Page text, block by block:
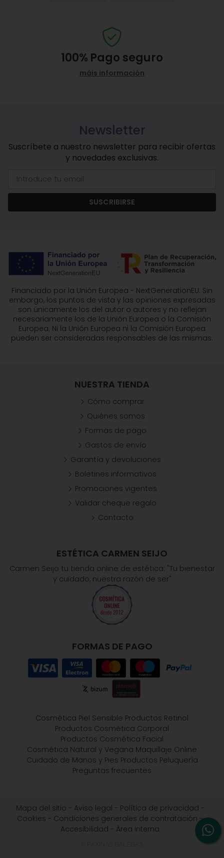
100% Pago seguro
máis información
Newsletter
Suscríbete a nuestro newsletter para recibir ofertas
y novedades exclusivas.
SUSCRIBIRSE
Financiado por la Unión Europea - NextGenerationEU. Sin
embargo, los puntos de vista y las opiniones expresadas
son únicamente los del autor o autores y no reflejan
necesariamente los de la Unión Europea o la Comisión
Europea. Ni la Unión Europea ni la Comisión Europea
pueden ser consideradas responsables de las mismas.
ESTÉTICA CARMEN SEIJO
Carmen Seijo tu tienda online de estética: "Tu bienestar
y cuidado, nuestra razón de ser"
FORMAS DE PAGO
NUESTRA TIENDA
Cómo comprar
Quiénes somos
Formas de pago
Gastos de envío
Garantía y devoluciones
Boletines informativos
Promociones vigentes
Validar cheque regalo
Contacto
Cosmética Piel Sensible Productos Retinol
Productos Cosmética Corporal
Productos Cosmética Facial
Cosmética Natural y Vegana Maquillaje Online
Cuidado de Manos y Pies Productos Peluquería
Preguntas frecuentes
Mapa del sitio - Aviso legal - Política de privacidad -
Cookies - Condiciones generales de contratación -
Accesibilidad - Área Interna